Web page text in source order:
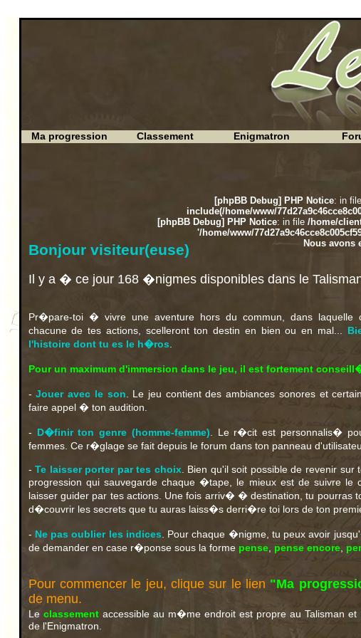
Ma progression Classement Enigmatron
[phpBB Debug] PHP Notice: in file
include(/home/www/
[phpBB Debug] PHP Notice: in file/home/
'/home/www/
Nous avons
Bonjour visiteur(euse)
Il y a � ce jour 168 �nigmes disponibles dans le
Pr�pare-toi � vivre une aventure hors du commun, dans laquelle
chacune de tes actions, scelleront ton destin en bien ou en mal...
l'histoire dont tu es le h�ros.
Pour un maximum d'immersion dans le jeu, il est fortement
-Jouer avec le son. Le jeu contient des ambiances sonores et
faire appel � ton audition.
- D�finir ton genre (homme-femme). Le r�cit est personnalis�
femmes. Ce r�glage se fait depuis le forum dans ton panneau
-Te laisser porter par tes choix. Bien qu'il soit possible de revenir sur
progression qui sauvegarde chaque �tape, le mieux est de suivre le
laisser guider par tes actions. Une fois arriv� � destination, tu pourras
d�couvrir les secrets que tu auras laiss�s derri�re toi lors de ton
- Ne pas oublier les indices. Pour chaque �nigme, tu peux avoir
de demander en case r�ponse sous la forme pense, pense encore,
Pour commencer le jeu, clique sur le lien "Ma
de menu.
Le classementaccessible au m�me endroit est propre au Talisman
de l'Enigmatron.